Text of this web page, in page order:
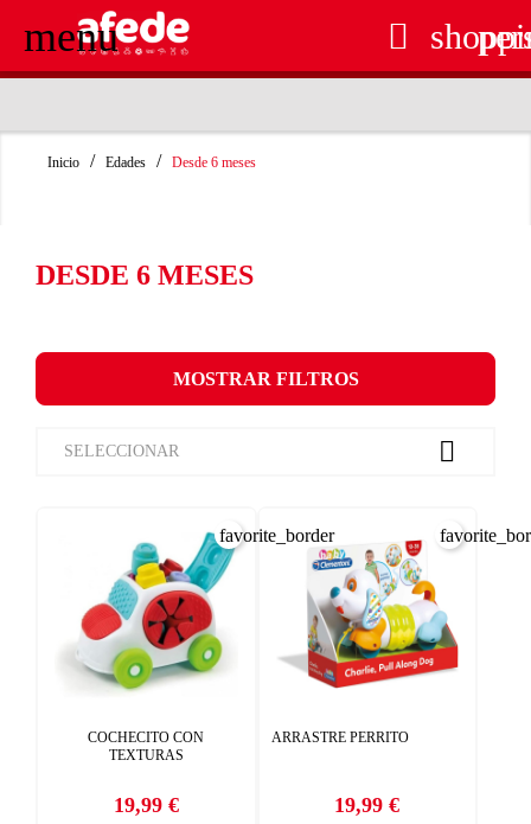
menu 
Inicio Edades Desde 6 meses
DESDE 6 MESES
SELECCIONAR 
MOSTRAR FILTROS
COCHECITO CON
TEXTURAS
Precio
19,99 €
favorite_border
ARRASTRE PERRITO
Precio
19,99 €